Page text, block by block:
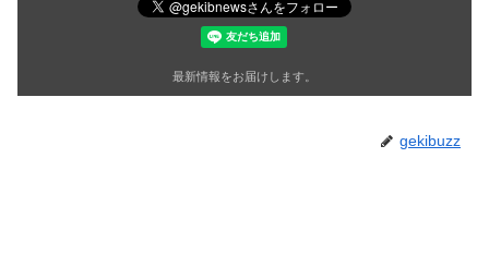
最新情報をお届けします。
gekibuzz